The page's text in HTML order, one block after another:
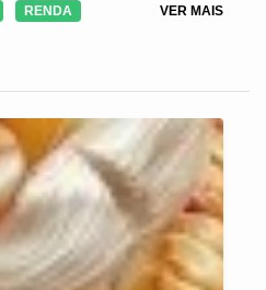
Pecuária Sudeste ou em áreas de
RENDA VER MAIS